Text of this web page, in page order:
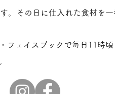
。その日に仕入れた食材を
フェイスブックで毎日11時